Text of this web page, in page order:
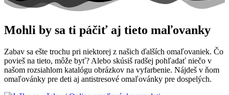
Mohli by sa ti páčiť aj tieto maľovanky
Zabav sa ešte trochu pri niektorej z našich ďalších omaľovaniek. Čo
povieš na tieto, môže byť? Alebo skúsiš radšej pohľadať niečo v
našom rozsiahlom katalógu obrázkov na vyfarbenie. Nájdeš v ňom
omaľovánky pre deti aj antistresové omaľovánky pre dospelých.